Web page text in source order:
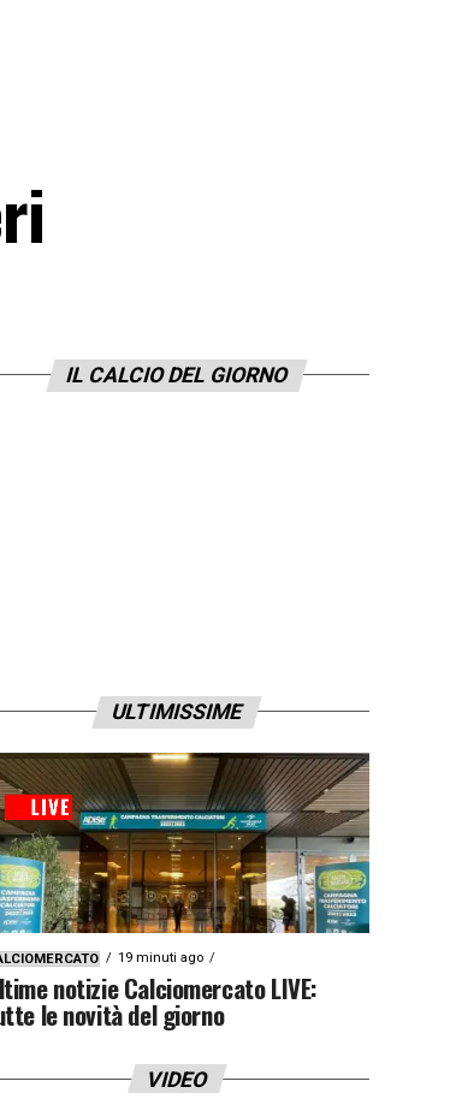
IL CALCIO DEL GIORNO
ULTIMISSIME
19 minuti ago
notizie Calciomercato LIVE:
le novità del giorno
VIDEO